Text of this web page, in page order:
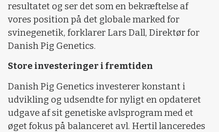
resultatet og ser det som en bekræftelse af
vores position på det globale marked for
svinegenetik, forklarer Lars Dall, Direktør for
Danish Pig Genetics.
Store investeringer i fremtiden
Danish Pig Genetics investerer konstant i
udvikling og udsendte for nyligt en opdateret
udgave af sit genetiske avlsprogram med et
øget fokus på balanceret avl. Hertil lanceredes